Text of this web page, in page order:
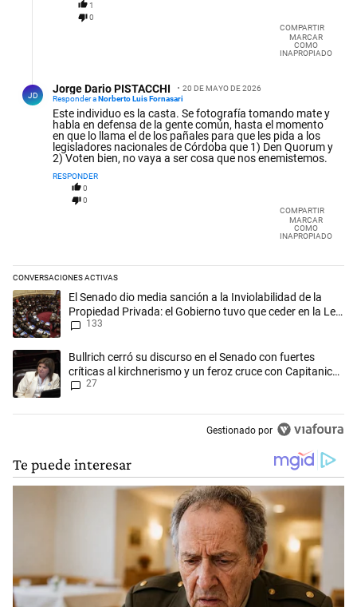
1
0
COMPARTIR
MARCAR
COMO
INAPROPIADO
JD Jorge Dario PISTACCHI
20 DE MAYO DE 2026
Responder a Norberto Luis Fornasari
Este individuo es la casta. Se fotografía tomando mate y
habla en defensa de la gente común, hasta el momento
en que lo llama el de los pañales para que les pida a los
legisladores nacionales de Córdoba que 1) Den Quorum y
2) Voten bien, no vaya a ser cosa que nos enemistemos.
RESPONDER
0
0
COMPARTIR
MARCAR
COMO
INAPROPIADO
CONVERSACIONES ACTIVAS
Este listado muestra los artículos con más comentarios en los
Un artículo de tendencia con el título "El Senado dio media sanción a
El Senado dio media sanción a la Inviolabilidad de la
Propiedad Privada: el Gobierno tuvo que ceder en la Ley
del Manejo del Fuego
133
Un artículo de tendencia con el título "Bullrich cerró su discurso en el
Bullrich cerró su discurso en el Senado con fuertes
críticas al kirchnerismo y un feroz cruce con Capitanich
al que le gritó “¡cállate!”
27
Gestionado por